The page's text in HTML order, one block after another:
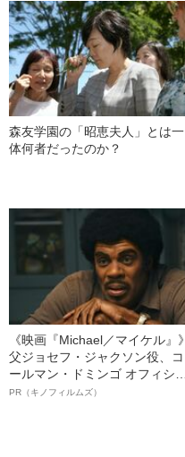
森友学園の「昭恵夫人」とは一
体何者だったのか？
《映画『Michael／マイケル』》
父ジョセフ・ジャクソン役、コ
ールマン・ドミンゴ オフィシャ
ルインタビュー“観客を魅了した
PR（キノフィルムズ）